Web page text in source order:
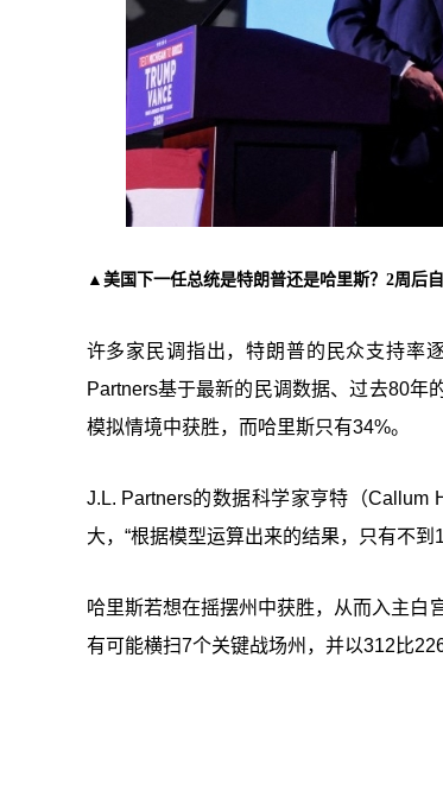
▲美国下一任总统是特朗普还是哈里斯？2周后
许多家民调指出，特朗普的民众支持率
Partners基于最新的民调数据、过去80年
模拟情境中获胜，而哈里斯只有34%。
J.L. Partners的数据科学家亨特（Callum
大，“根据模型运算出来的结果，只有不
哈里斯若想在摇摆州中获胜，从而入主白
有可能横扫7个关键战场州，并以312比